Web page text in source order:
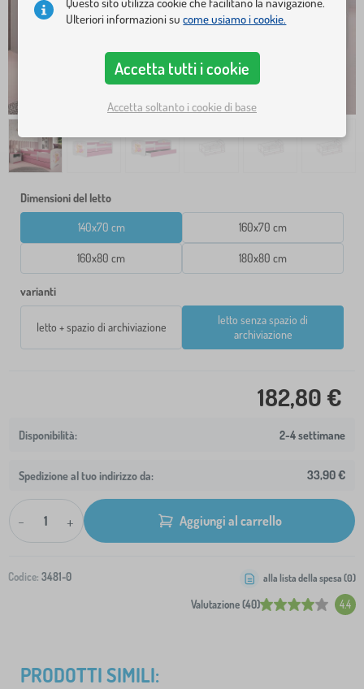
Dimensioni del letto
140x70 cm 160x70 cm
160x80 cm 180x80 cm
varianti
letto + spazio di archiviazione
letto senza spazio di
archiviazione
182,80 €
2-4 settimane
Spedizione al tuo indirizzo da: 33,90 €
- + Aggiungi al carrello
Codice: 3481-0
Valutazione (40) 4.4
alla lista della spesa (0)
PRODOTTI SIMILI:
Ulteriori informazioni sucome usiamo i cookie.
Accetta tutti i cookie
Accetta soltanto i cookie di base